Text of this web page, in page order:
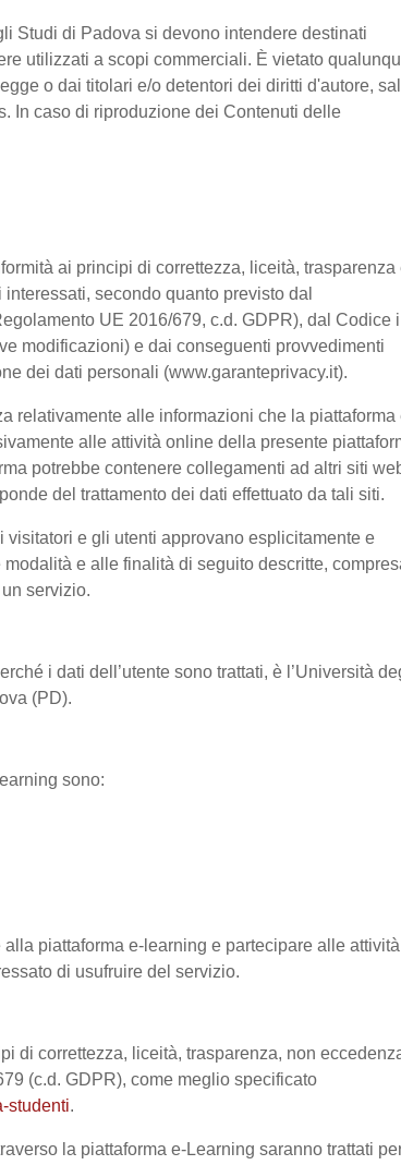
Studi di Padova si devono intendere destinati
utilizzati a scopi commerciali. È vietato
o dai titolari e/o detentori dei diritti d'autore,
In caso di riproduzione dei Contenuti delle
ai principi di correttezza, liceità, trasparenza
secondo quanto previsto dal
UE 2016/679, c.d. GDPR), dal Codice
modificazioni) e dai conseguenti provvedimenti
dei dati personali (www.garanteprivacy.it).
relativamente alle informazioni che la piattaforma
alle attività online della presente
potrebbe contenere collegamenti ad altri siti
del trattamento dei dati effettuato da tali siti.
e gli utenti approvano esplicitamente e
e alle finalità di seguito descritte,
servizio.
i dati dell’utente sono trattati, è l’Università
(PD).
sono:
piattaforma e-learning e partecipare alle
di usufruire del servizio.
di correttezza, liceità, trasparenza, non
(c.d. GDPR), come meglio specificato
studenti.
la piattaforma e-Learning saranno trattati